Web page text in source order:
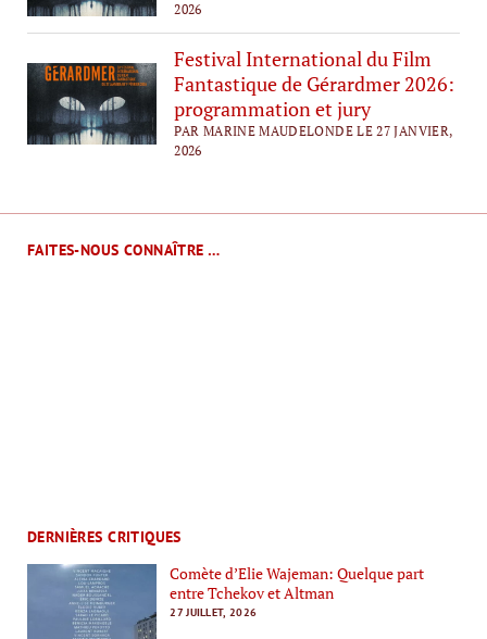
FAITES-NOUS CONNAÎTRE …
DERNIÈRES CRITIQUES
Comète d’Elie Wajeman: Quelque part
entre Tchekov et Altman
27 JUILLET, 2026
2026
Festival International du Film
Fantastique de Gérardmer 2026:
programmation et jury
PAR MARINE MAUDELONDE LE 27 JANVIER,
2026